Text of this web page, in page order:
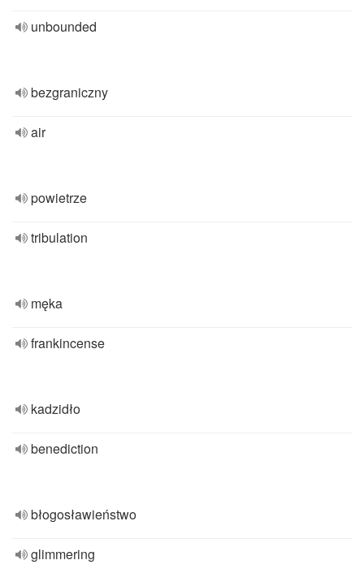
unbounded
bezgraniczny
air
powietrze
tribulation
męka
frankincense
kadzidło
benediction
błogosławieństwo
glimmering